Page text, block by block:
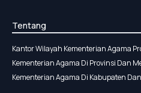
Tentang
Kantor Wilayah Kementerian Agama
Kementerian Agama Di Provinsi Dan
Kementerian Agama Di Kabupaten